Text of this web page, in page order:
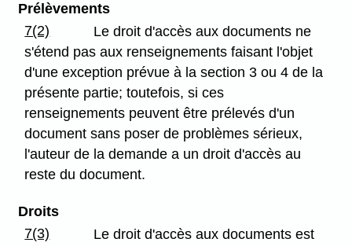
Prélèvements
7(2)
Le droit d'accès aux documents ne
s'étend pas aux renseignements faisant l'objet
d'une exception prévue à la section 3 ou 4 de la
présente partie; toutefois, si ces
renseignements peuvent être prélevés d'un
document sans poser de problèmes sérieux,
l'auteur de la demande a un droit d'accès au
reste du document.
Droits
7(3)
Le droit d'accès aux documents est